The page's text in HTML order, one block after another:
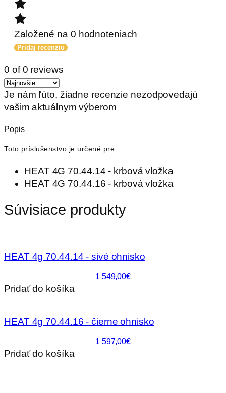
Založené na 0 hodnoteniach
Pridaj recenziu
0 of 0 reviews
Je nám ľúto, žiadne recenzie nezodpovedajú
vašim aktuálnym výberom
Popis
Toto príslušenstvo je určené pre
HEAT 4G 70.44.14 - krbová vložka
HEAT 4G 70.44.16 - krbová vložka
Súvisiace produkty
HEAT 4g 70.44.14 - sivé ohnisko
1 549,00€
Pridať do košíka
HEAT 4g 70.44.16 - čierne ohnisko
1 597,00€
Pridať do košíka